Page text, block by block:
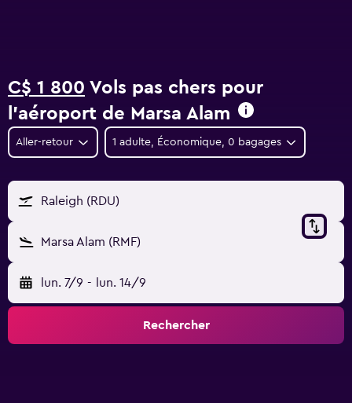
C$ 1 800 Vols pas chers pour
l'aéroport de Marsa Alam
Aller-retour 1 adulte, Économique, 0 bagages
Raleigh (RDU)
Marsa Alam (RMF)
lun. 7/9 - lun. 14/9
Rechercher